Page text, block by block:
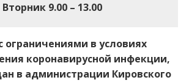
Вторник 9.00 – 13.00
ограничениями в условиях
коронавирусной инфекции,
в администрации Кировского